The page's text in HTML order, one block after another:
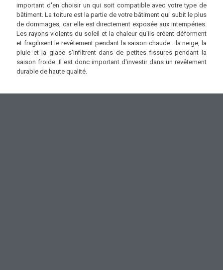
important d'en choisir un qui soit compatible avec votre type de
bâtiment. La toiture est la partie de votre bâtiment qui subit le plus
de dommages, car elle est directement exposée aux intempéries.
Les rayons violents du soleil et la chaleur qu'ils créent déforment
et fragilisent le revêtement pendant la saison chaude : la neige, la
pluie et la glace s'infiltrent dans de petites fissures pendant la
saison froide. Il est donc important d'investir dans un revêtement
durable de haute qualité.